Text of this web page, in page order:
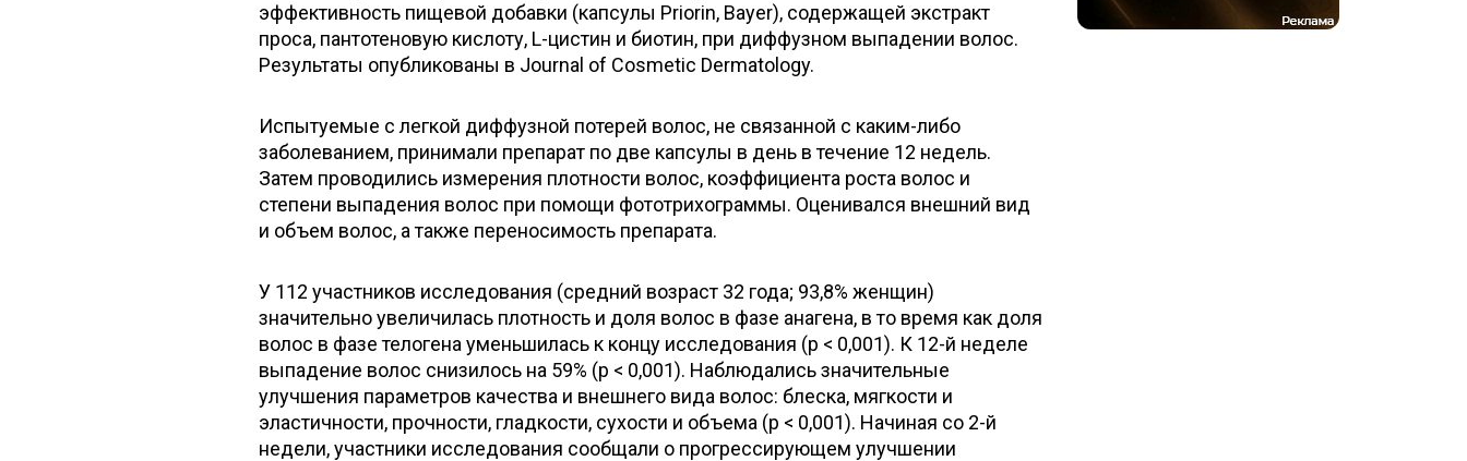
эффективность пищевой добавки (капсулы Priorin, Bayer), содержащей экстракт
проса, пантотеновую кислоту, L-цистин и биотин, при диффузном выпадении волос.
Результаты опубликованы в Journal of Cosmetic Dermatology.
Испытуемые с легкой диффузной потерей волос, не связанной с каким-либо
заболеванием, принимали препарат по две капсулы в день в течение 12 недель.
Затем проводились измерения плотности волос, коэффициента роста волос и
степени выпадения волос при помощи фототрихограммы. Оценивался внешний вид
и объем волос, а также переносимость препарата.
У 112 участников исследования (средний возраст 32 года; 93,8% женщин)
значительно увеличилась плотность и доля волос в фазе анагена, в то время как доля
волос в фазе телогена уменьшилась к концу исследования (p < 0,001). К 12-й неделе
выпадение волос снизилось на 59% (p < 0,001). Наблюдались значительные
улучшения параметров качества и внешнего вида волос: блеска, мягкости и
эластичности, прочности, гладкости, сухости и объема (p < 0,001). Начиная со 2-й
недели, участники исследования сообщали о прогрессирующем улучшении